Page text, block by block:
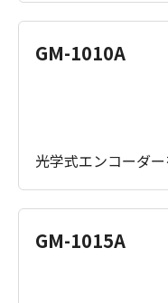
GM-1010A
光学式エンコーダ
GM-1015A